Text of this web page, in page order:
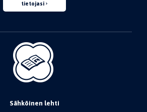
tietojasi
Sähköinen lehti